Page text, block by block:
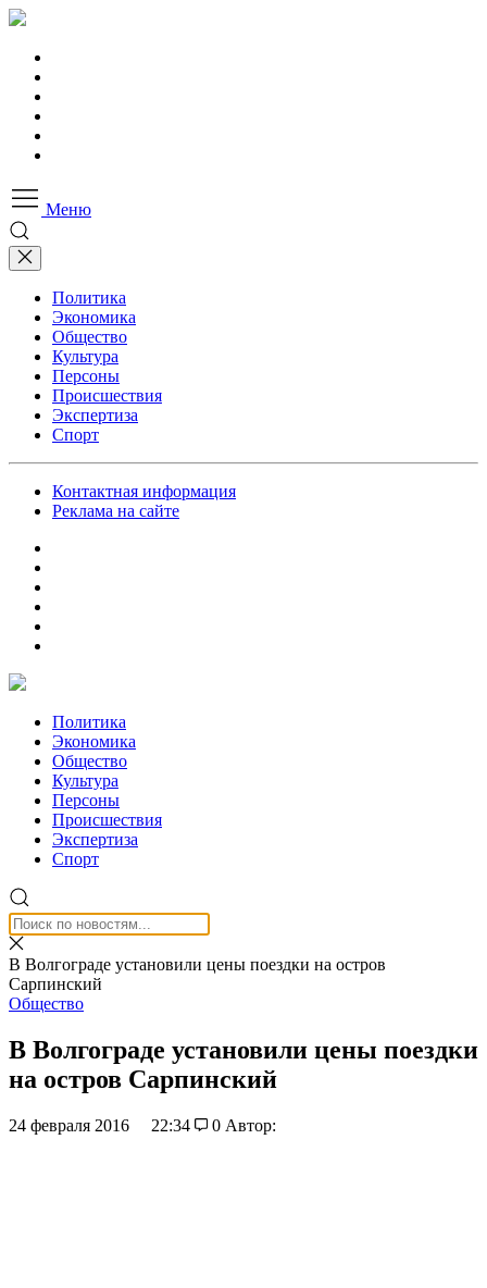
Меню
Политика
Экономика
Общество
Культура
Персоны
Происшествия
Экспертиза
Спорт
Контактная информация
Реклама на сайте
Политика
Экономика
Общество
Культура
Персоны
Происшествия
Экспертиза
Спорт
В Волгограде установили цены поездки на остров
Сарпинский
Общество
В Волгограде установили цены поездки
на остров Сарпинский
24 февраля 2016 22:34 0 Автор: